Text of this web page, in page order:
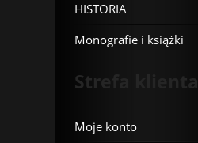
HISTORIA
Monografie i książki
Strefa klienta
Moje konto